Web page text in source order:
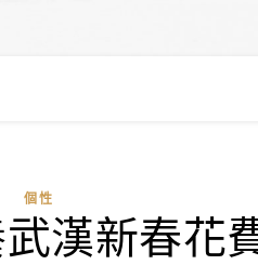
個性
漢新春花